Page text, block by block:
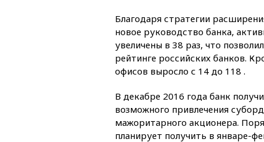
Благодаря стратегии
новое руководство банка,
увеличены в 38 раз, что
рейтинге российских банков.
офисов выросло с 14 до 118 .
В декабре 2016 года банк
возможного привлечения
мажоритарного акционера.
планирует получить в январе-